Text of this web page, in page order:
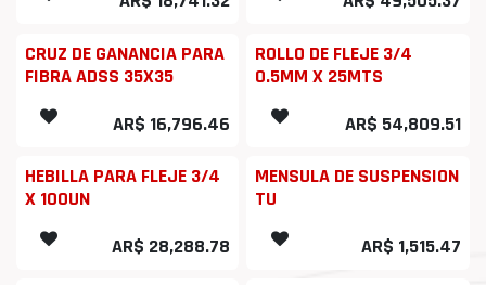
CRUZ DE GANANCIA PARA
FIBRA ADSS 35X35
AR$ 16,796.46
ROLLO DE FLEJE 3/4
0.5MM X 25MTS
AR$ 54,809.51
HEBILLA PARA FLEJE 3/4
X 100UN
AR$ 28,288.78
MENSULA DE SUSPENSION
TU
AR$ 1,515.47